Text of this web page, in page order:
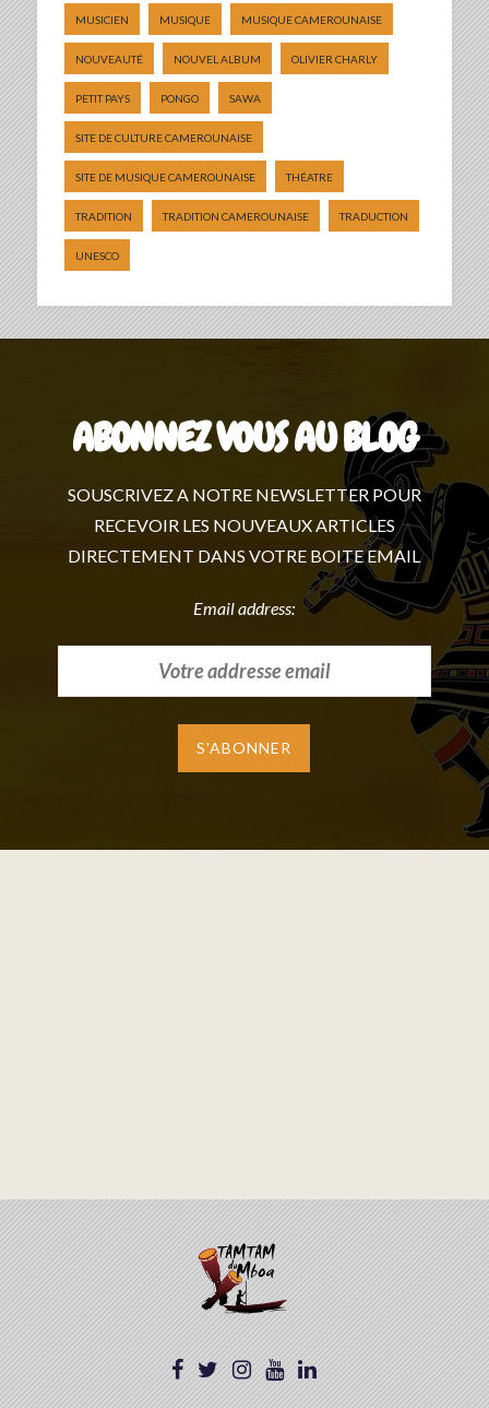
MUSICIEN MUSIQUE MUSIQUE CAMEROUNAISE
NOUVEAUTÉ NOUVEL ALBUM OLIVIER CHARLY
PETIT PAYS PONGO SAWA
SITE DE CULTURE CAMEROUNAISE
SITE DE MUSIQUE CAMEROUNAISE THÉATRE
TRADITION TRADITION CAMEROUNAISE TRADUCTION
UNESCO
ABONNEZ VOUS AU BLOG
SOUSCRIVEZ A NOTRE NEWSLETTER POUR
RECEVOIR LES NOUVEAUX ARTICLES
DIRECTEMENT DANS VOTRE BOITE EMAIL
Email address: